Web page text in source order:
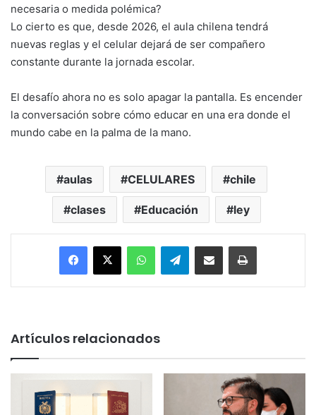
necesaria o medida polémica?
Lo cierto es que, desde 2026, el aula chilena tendrá
nuevas reglas y el celular dejará de ser compañero
constante durante la jornada escolar.
El desafío ahora no es solo apagar la pantalla. Es encender
la conversación sobre cómo educar en una era donde el
mundo cabe en la palma de la mano.
aulas CELULARES chile
clases Educación ley
Facebook
X WhatsAppTelegramEnviar vía email Imprimir
Artículos relacionados